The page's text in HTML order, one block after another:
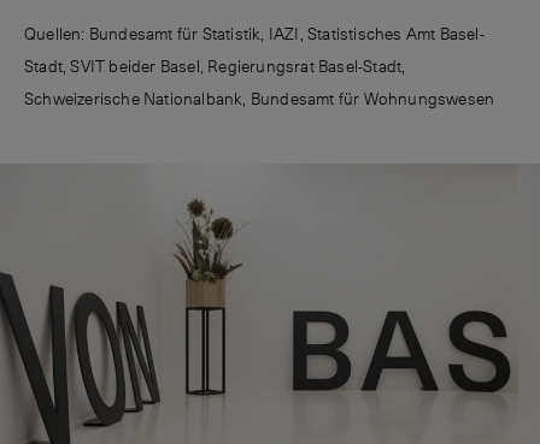
Quellen: Bundesamt für Statistik, IAZI, Statistisches Amt Basel-
Stadt, SVIT beider Basel, Regierungsrat Basel-Stadt,
Schweizerische Nationalbank, Bundesamt für Wohnungswesen